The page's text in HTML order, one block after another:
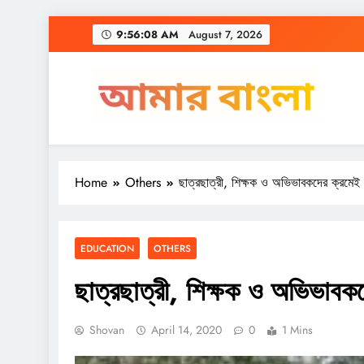
9:56:09 AM August 7, 2026
Amar Bangla
Home Others ছাত্রছাত্রী, শিক্ষক ও অভিভাবকদের ক্রমেই
EDUCATION OTHERS
ছাত্রছাত্রী, শিক্ষক ও
Shovan April 14, 2020 0 1 Mins